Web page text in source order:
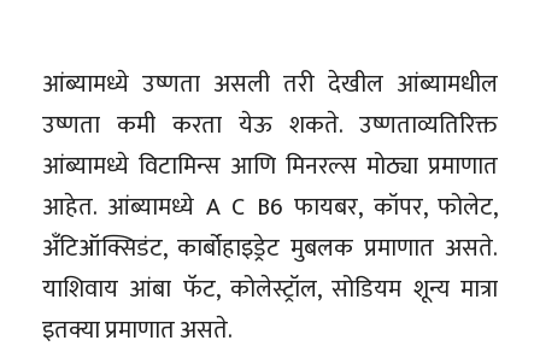
आंब्यामध्ये उष्णता असली तरी देखील आंब्यामधील
उष्णता कमी करता येऊ शकते. उष्णताव्यतिरिक्त
आंब्यामध्ये विटामिन्स आणि मिनरल्स मोठ्या प्रमाणात
आहेत. आंब्यामध्ये A C B6 फायबर, कॉपर, फोलेट,
अँटिऑक्सिडंट, कार्बोहाइड्रेट मुबलक प्रमाणात असते.
याशिवाय आंबा फॅट, कोलेस्ट्रॉल, सोडियम शून्य मात्रा
इतक्या प्रमाणात असते.